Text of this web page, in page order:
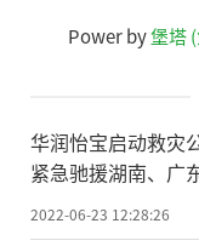
Power by堡塔
华润怡宝启动救灾
紧急驰援湖南、广
2022-06-23 12:28:26